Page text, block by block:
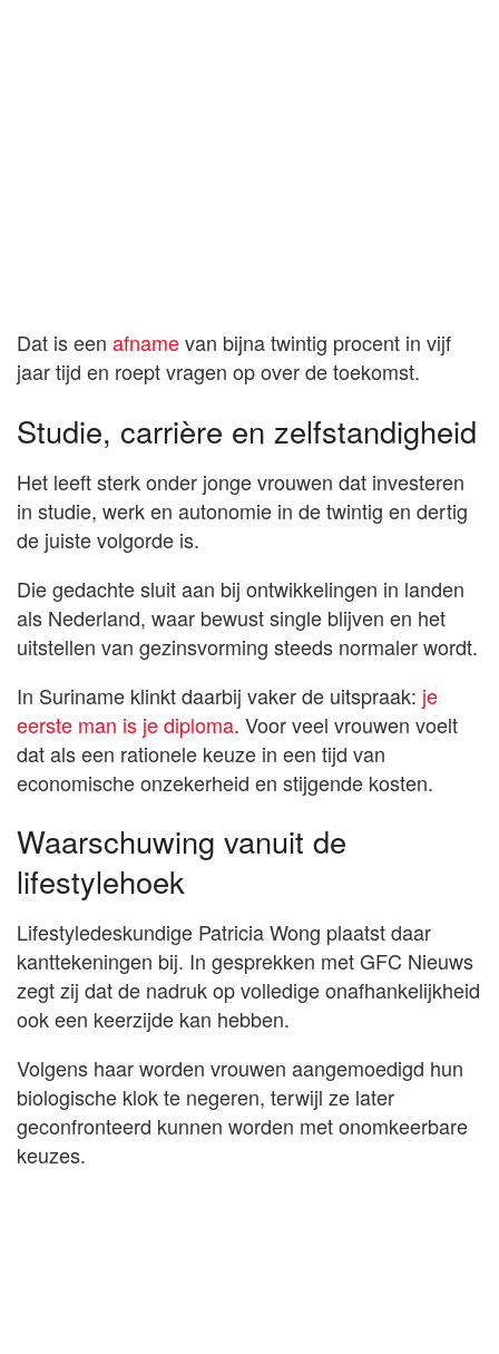
Dat is een afnamevan bijna twintig procent in vijf
jaar tijd en roept vragen op over de toekomst.
Studie, carrière en zelfstandigheid
Het leeft sterk onder jonge vrouwen dat investeren
in studie, werk en autonomie in de twintig en dertig
de juiste volgorde is.
Die gedachte sluit aan bij ontwikkelingen in landen
als Nederland, waar bewust single blijven en het
uitstellen van gezinsvorming steeds normaler wordt.
In Suriname klinkt daarbij vaker de uitspraak: je
eerste man is je diploma. Voor veel vrouwen voelt
dat als een rationele keuze in een tijd van
economische onzekerheid en stijgende kosten.
Waarschuwing vanuit de
lifestylehoek
Lifestyledeskundige Patricia Wong plaatst daar
kanttekeningen bij. In gesprekken met GFC Nieuws
zegt zij dat de nadruk op volledige onafhankelijkheid
ook een keerzijde kan hebben.
Volgens haar worden vrouwen aangemoedigd hun
biologische klok te negeren, terwijl ze later
geconfronteerd kunnen worden met onomkeerbare
keuzes.